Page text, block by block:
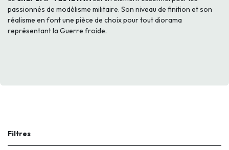
passionnés de modélisme militaire. Son niveau de finition et son
réalisme en font une pièce de choix pour tout diorama
représentant la Guerre froide.
Filtres